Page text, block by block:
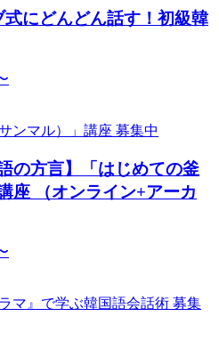
式にどんどん話す！初級韓
募集中
の方言】「はじめての釜
座 （オンライン+アーカ
募集